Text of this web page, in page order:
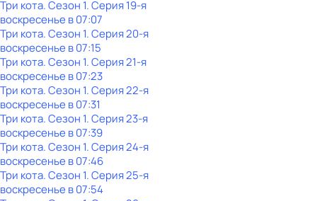
Три кота. Сезон 1. Серия 19-я
воскресенье в07:07
Три кота. Сезон 1. Серия 20-я
воскресенье в07:15
Три кота. Сезон 1. Серия 21-я
воскресенье в07:23
Три кота. Сезон 1. Серия 22-я
воскресенье в07:31
Три кота. Сезон 1. Серия 23-я
воскресенье в07:39
Три кота. Сезон 1. Серия 24-я
воскресенье в07:46
Три кота. Сезон 1. Серия 25-я
воскресенье в07:54